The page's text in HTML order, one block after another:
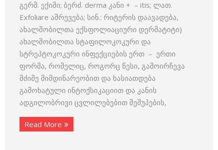
გერმ. ექიმი; ბერძ. derma კანი + – itis; ლათ.
Exfoliare აშრევება; სინ.: რიტერის დაავადება,
ახალშობილთა ექსფოლიაციური დერმატიტი)
ახალშობილთა სტაფილოკოკური და
სტრეპტოკოკური ინფექციების ერთ – ერთი
ფორმა, რომელიც, როგორც წესი, გამოირჩევა
მძიმე მიმდინარეობით და ხასიათდება
გამოხატული ინტოქსიკაციით და კანის
ადგილობრივი ცვლილებებით შეშუპების,
Read More